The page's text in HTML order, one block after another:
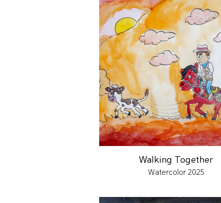
Walking Together
Watercolor 2025